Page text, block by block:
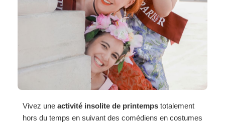
Vivez une activité insolite de printemps totalement
hors du temps en suivant des comédiens en costumes